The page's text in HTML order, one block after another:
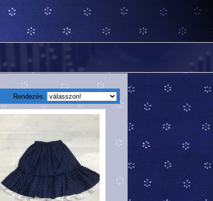
Rendezés: